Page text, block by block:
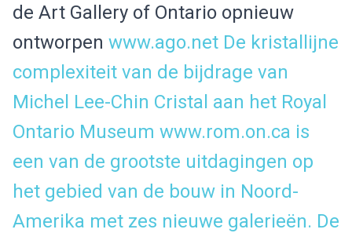
de Art Gallery of Ontario opnieuw
ontworpen www.ago.net De kristallijne
complexiteit van de bijdrage van
Michel Lee-Chin Cristal aan het Royal
Ontario Museum www.rom.on.ca is
een van de grootste uitdagingen op
het gebied van de bouw in Noord-
Amerika met zes nieuwe galerieën. De